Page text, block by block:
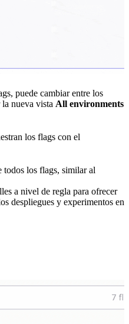
puede cambiar entre los
nueva vista All environments
los flags con el
todos los flags, similar al
a nivel de regla para ofrecer
despliegues y experimentos en